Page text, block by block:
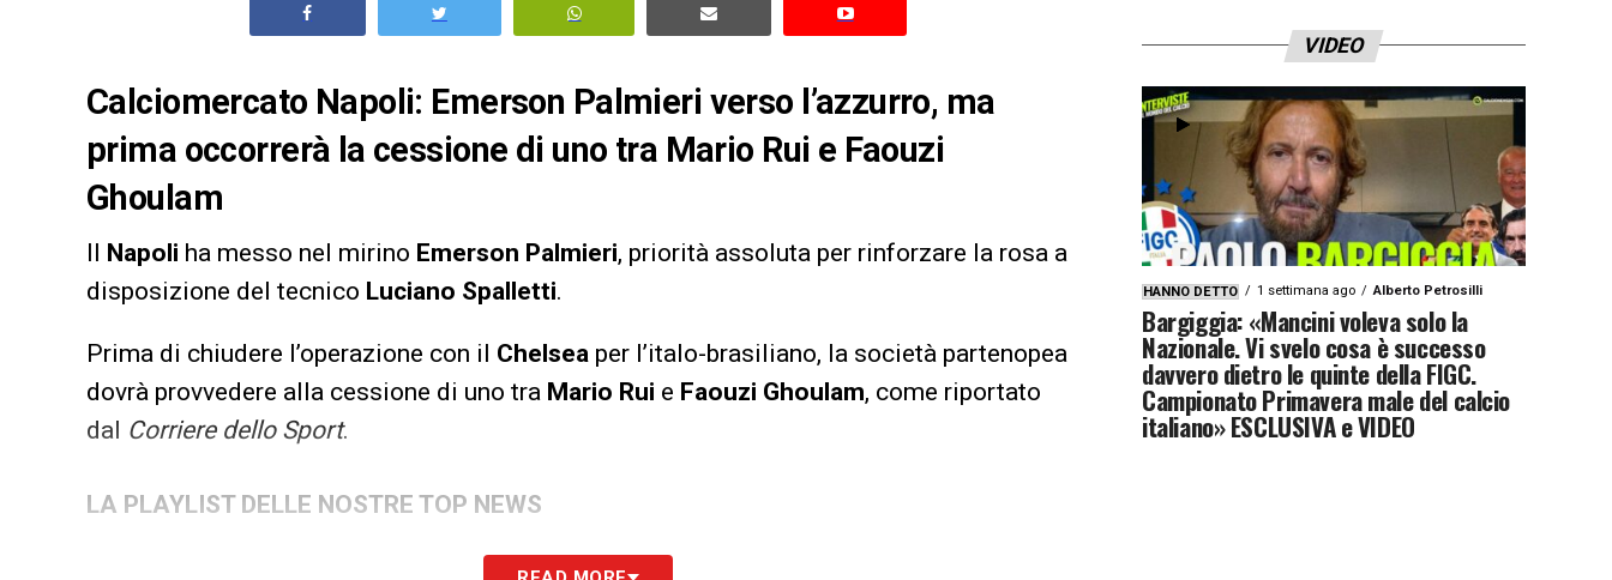
Calciomercato Napoli: Emerson Palmieri verso l’azzurro, ma
prima occorrerà la cessione di uno tra Mario Rui e Faouzi
Ghoulam
Il Napoli ha messo nel mirino Emerson Palmieri, priorità assoluta per rinforzare la rosa a
disposizione del tecnico Luciano Spalletti.
Prima di chiudere l’operazione con il Chelsea per l’italo-brasiliano, la società partenopea
dovrà provvedere alla cessione di uno tra Mario Rui e Faouzi Ghoulam, come riportato
dal Corriere dello Sport.
LA PLAYLIST DELLE NOSTRE TOP NEWS
VIDEO
HANNO DETTO 1 settimana ago Alberto Petrosilli
Bargiggia: «Mancini voleva solo la
Nazionale. Vi svelo cosa è successo
davvero dietro le quinte della FIGC.
Campionato Primavera male del calcio
italiano» ESCLUSIVA e VIDEO